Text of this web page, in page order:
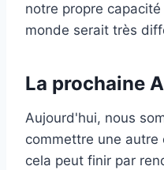
notre propre
monde serait très
La prochaine
Aujourd'hui, nous
commettre une autre
cela peut finir par